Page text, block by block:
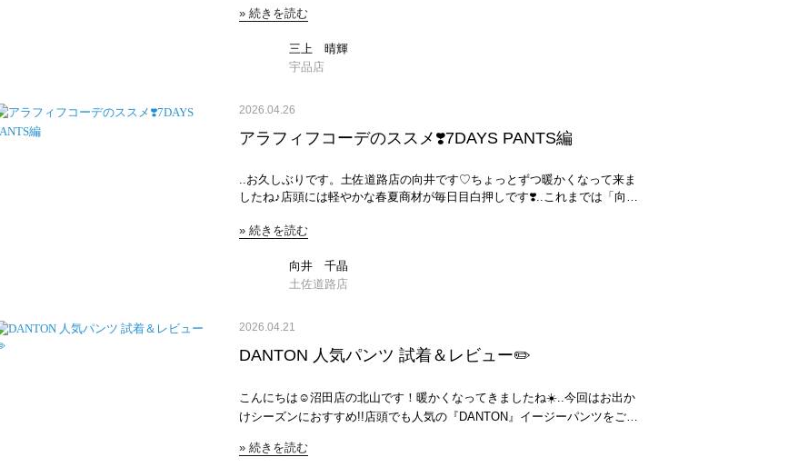
ーという方も、トップスをシンプルにするだけで意外と取り入れやすいアイ
テムです✨.是非お好きな柄を見つけてくださいね♪
に即完しそう。ちなみに173cmでXSサイズ着用↓ JEANS FACTORY 卸団地
スト、やや大きめウエストの紐を縛っていい感じ◎丈は、少し長めでした。
↓写真をクリック JEANS FACTORY Needles [ニードルズ] 別注 レギュラー
続いてはこちら。レギュラートラックパンツ。.こちらは、ストレートシル
エットでスッキリ着用して頂けます。 こちらもヒザデルパンツ同様にブラ
ウン×ブルーネイビー×ブラウンのカラー展開。.サイズ展開もレディースサ
FACTORY 卸団地本店 松岡隆矩 173cm ↑ナローシルエットのものですが、
173cmで基本Sサイズ着用。XSだとやや細め。Mだとウエスト大きめ、丈長
のシルエットもJEANSFACTORYでしか手に入らない特別なアイテム。.是
ートスリーブシャツ パンツセットアップ （TM261SS50841-JF） ・肌離れ
◎ ・パンツはタック入りのテーパードシルエットなのですっきりとした印
象です ・セットアップだけでなく単体使いも🙆‍♂️ 164cmでMサイズ着
» 続きを読む
三上 晴輝
宇品店
2026.04.26
アラフィフコーデのススメ❣️7DAYS PANTS編
..お久しぶりです。土佐道路店の向井です♡ちょっとずつ暖かくなって来ま
したね♪店頭には軽やかな春夏商材が毎日目白押しです❣️..これまでは「向井
きましたが今回からは向井目線で、特に私を含めお洒落難民に陥りがちなア
ログにしていきたいと思います♪..今回のオススメアイテムはこちら💁‍♀️Jeans
Factory Clothes [ジーンズファクトリークローズ] 7DAYSナイロンイージー
¥9,680 .既にご存知の方も多い通称【7DAYS PANTS】。2026春夏も、新色
入りました✌️これ、ほんとに名前通り“毎日いけるやつ”です🥰.どこが特にア
トは総ゴム＆内側ドローコード付きで気になるお腹周りが楽ちん極まりな
い！ ④腰周りや腿周りはゆとりあるのに穿くと細見え！⑤カラバリ豊富で
価格は1万円アンダー！家計にも優しい☺️..ただ、⑤に関しては、年齢的に難
» 続きを読む
向井 千晶
土佐道路店
2026.04.21
DANTON 人気パンツ 試着＆レビュー✏️
こんにちは☺︎沼田店の北山です！暖かくなってきましたね☀️..今回はお出か
けシーズンにおすすめ!!店頭でも人気の『DANTON』イージーパンツをご紹
イージーパンツ..⇩商品ページはコチラ⇩ JEANS FACTORY DANTON [ダン
» 続きを読む